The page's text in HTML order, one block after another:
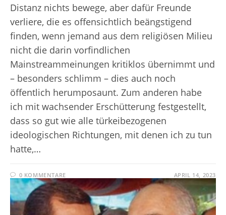
Distanz nichts bewege, aber dafür Freunde
verliere, die es offensichtlich beängstigend
finden, wenn jemand aus dem religiösen Milieu
nicht die darin vorfindlichen
Mainstreammeinungen kritiklos übernimmt und
– besonders schlimm – dies auch noch
öffentlich herumposaunt. Zum anderen habe
ich mit wachsender Erschütterung festgestellt,
dass so gut wie alle türkeibezogenen
ideologischen Richtungen, mit denen ich zu tun
hatte,…
0 KOMMENTARE APRIL 14, 2023